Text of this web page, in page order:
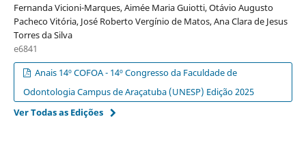
Fernanda Vicioni-Marques, Aimée Maria Guiotti, Otávio Augusto
Pacheco Vitória, José Roberto Vergínio de Matos, Ana Clara de Jesus
Torres da Silva
e6841
Anais 14º COFOA - 14º Congresso da Faculdade de
Odontologia Campus de Araçatuba (UNESP) Edição 2025
Ver Todas as Edições